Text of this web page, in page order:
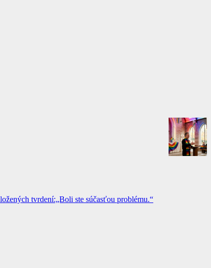
tvrdení:„Boli ste súčasťou problému.“